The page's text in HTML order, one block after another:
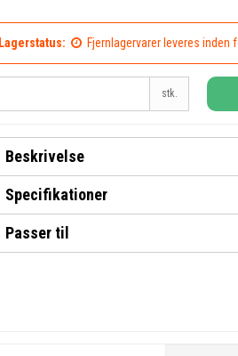
Lagerstatus: Fjernlagervarer leveres inden
stk.
Beskrivelse
Specifikationer
Passer til